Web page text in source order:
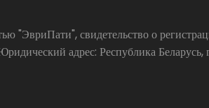
"ЭвриПати", свидетельство о
адрес: Республика